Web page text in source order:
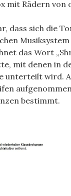
mit Rädern von
dass sich die
das Wort
mit denen in
unterteilt wird.
bestimmt.